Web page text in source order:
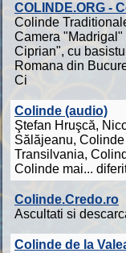
COLINDE.ORG -
Colinde
Camera
Ciprian", cu
Romana din
Ci
Colinde (audio)
Ştefan Hruşcă,
Sălăjeanu,
Transilvania,
Colinde mai...
Colinde.Credo.ro
Ascultati si
Colinde de la